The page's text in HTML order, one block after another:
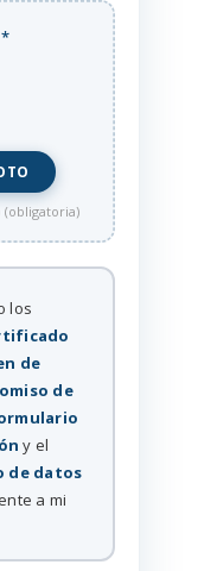
*
los
de
de
y el
de datos
a mi